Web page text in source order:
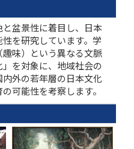
盆景性に着目し、日本
を研究しています。学
味）という異なる文脈
を対象に、地域社会の
外の若年層の日本文化
可能性を考察します。